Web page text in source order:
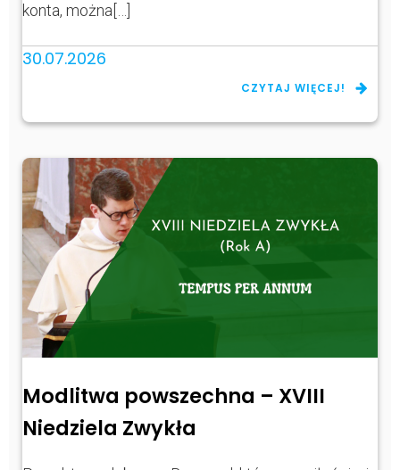
konta, można[…]
30.07.2026
CZYTAJ WIĘCEJ!
Modlitwa powszechna – XVIII
Niedziela Zwykła